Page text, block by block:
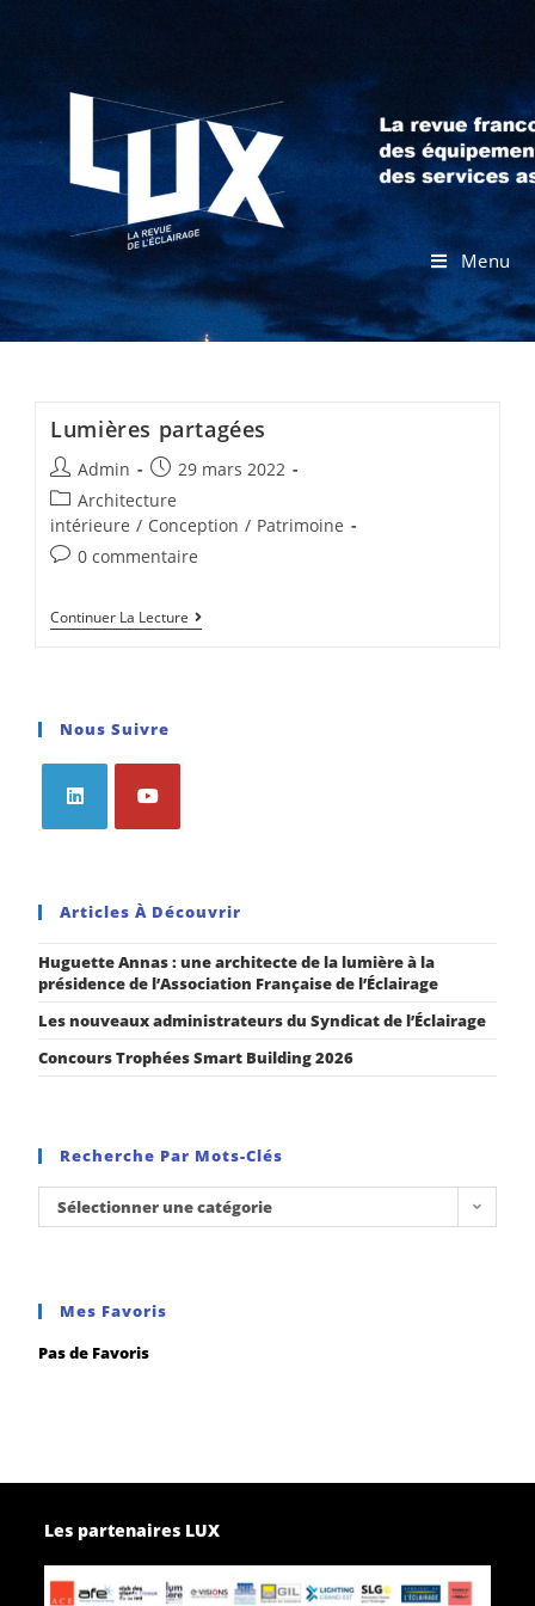
Menu
Lumières partagées
Admin
29 mars 2022
Architecture
intérieure / Conception / Patrimoine
0 commentaire
Continuer La Lecture
Nous Suivre
Articles À Découvrir
Huguette Annas : une architecte de la lumière à la
présidence de l’Association Française de l’Éclairage
Les nouveaux administrateurs du Syndicat de l’Éclairage
Concours Trophées Smart Building 2026
Recherche Par Mots-Clés
Sélectionner une catégorie
Mes Favoris
Pas de Favoris
Les partenaires LUX